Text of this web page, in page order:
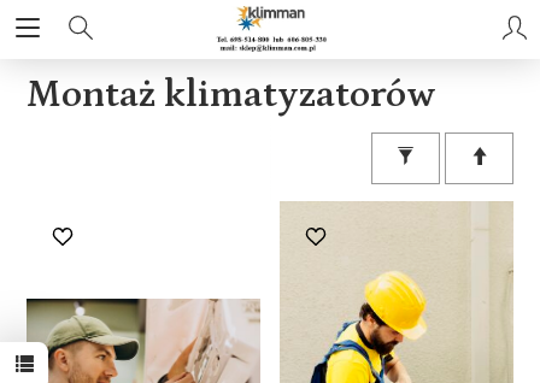
Montaż klimatyzatorów